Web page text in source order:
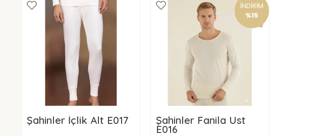
Şahinler İçlik Alt E017
İNDİRİM
%15
Şahinler Fanila Üst
E016